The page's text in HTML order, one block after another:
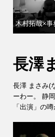
木村拓哉×事
長澤
長澤 まさみ(
ーわー。 静
「出演」の